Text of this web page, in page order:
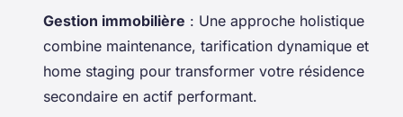
Gestion immobilière : Une approche holistique
combine maintenance, tarification dynamique et
home staging pour transformer votre résidence
secondaire en actif performant.